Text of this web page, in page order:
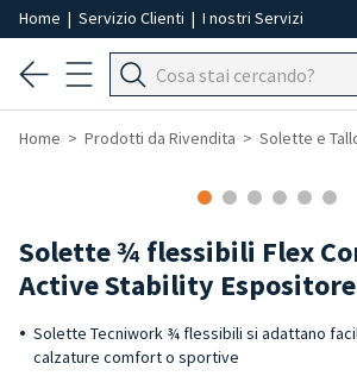
Home | Servizio Clienti | I nostri Servizi
Home Prodotti da Rivendita Solette e
Solette ¾ flessibili Flex
Active Stability Espositore
Solette Tecniwork ¾ flessibili si adattano
calzature comfort o sportive